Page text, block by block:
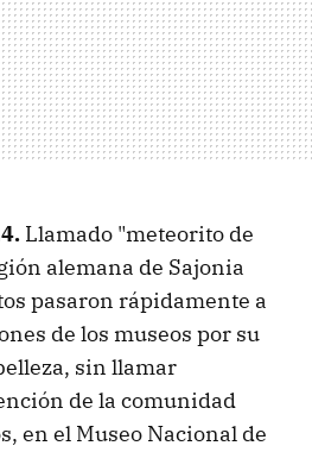
Llamado "meteorito de
alemana de Sajonia
pasaron rápidamente a
de los museos por su
sin llamar
de la comunidad
en el Museo Nacional de